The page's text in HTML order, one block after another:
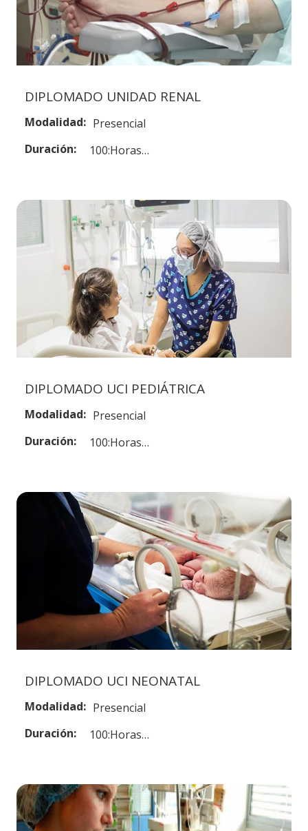
DIPLOMADO UNIDAD RENAL
Modalidad: Presencial
Duración:
100:Horas…
DIPLOMADO UCI PEDIÁTRICA
Modalidad: Presencial
Duración:
100:Horas…
DIPLOMADO UCI NEONATAL
Modalidad: Presencial
Duración:
100:Horas…